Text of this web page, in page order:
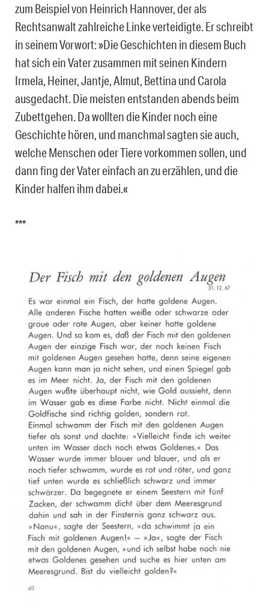
zum Beispiel von Heinrich Hannover, der als
Rechtsanwalt zahlreiche Linke verteidigte. Er schreibt
in seinem Vorwort: »Die Geschichten in diesem Buch
hat sich ein Vater zusammen mit seinen Kindern
Irmela, Heiner, Jantje, Almut, Bettina und Carola
ausgedacht. Die meisten entstanden abends beim
Zubettgehen. Da wollten die Kinder noch eine
Geschichte hören, und manchmal sagten sie auch,
welche Menschen oder Tiere vorkommen sollen, und
dann fing der Vater einfach an zu erzählen, und die
Kinder halfen ihm dabei.«
***